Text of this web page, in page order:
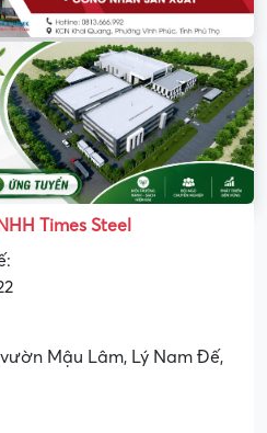
Times Steel
Mậu Lâm, Lý Nam Đế,